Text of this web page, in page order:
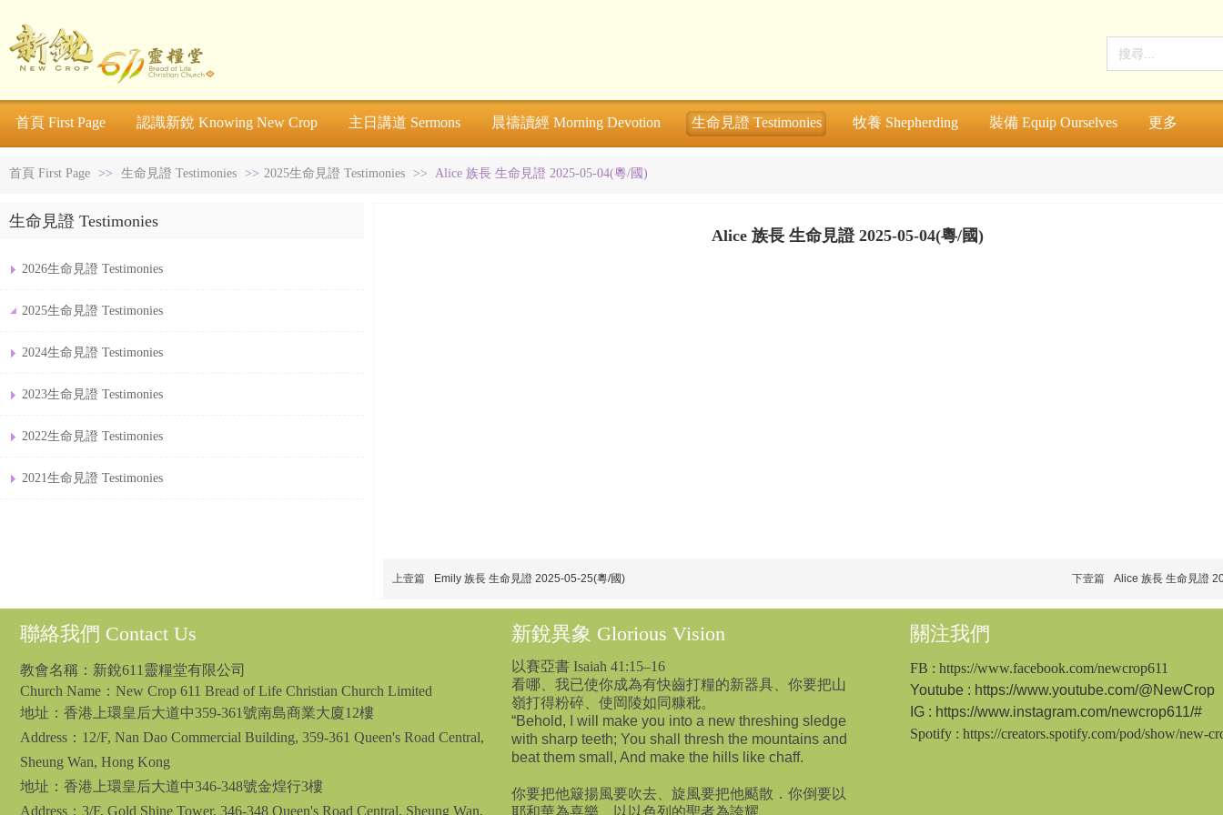
首頁 First Page 認識新銳 Knowing New Crop 主日講道 Sermons 晨禱讀經 Morning Devotion 生命見證 Testimonies 牧養 Shepherding 裝備 Equip Ourselves 更多
首頁 First Page >> 生命見證 Testimonies >> 2025生命見證 Testimonies >> Alice 族長 生命見證 2025-05-04(粵/國)
生命見證 Testimonies
2026生命見證 Testimonies
2025生命見證 Testimonies
2024生命見證 Testimonies
2023生命見證 Testimonies
2022生命見證 Testimonies
2021生命見證 Testimonies
Alice 族長 生命見證 2025-05-04(粵/國)
上壹篇 Emily 族長 生命見證 2025-05-25(粵/國) 下壹篇 Alice 族長 生命見證
聯絡我們 Contact Us
教會名稱：新銳611靈糧堂有限公司
Church Name：New Crop 611 Bread of Life Christian Church Limited
地址： 香港上環皇后大道中359-361號南島商業大廈12樓
Address：12/F, Nan Dao Commercial Building, 359-361 Queen's Road Central,
Sheung Wan, Hong Kong
地址：香港上環皇后大道中346-348號金煌行3樓
Address：3/F, Gold Shine Tower, 346-348 Queen's Road Central, Sheung Wan,
新銳異象 Glorious Vision
以賽亞書 Isaiah 41:15–16
看哪、我已使你成為有快齒打糧的新器具、你要把山
嶺打得粉碎、使岡陵如同糠秕。
“Behold, I will make you into a new threshing sledge
with sharp teeth; You shall thresh the mountains and
beat them small, And make the hills like chaff.
你要把他簸揚風要吹去、旋風要把他颳散．你倒要以
耶和華為喜樂、
以以色列的聖者為誇耀。
關注我們
FB : https://www.facebook.com/newcrop611
Youtube : https://www.youtube.com/@NewCrop
IG : https://www.instagram.com/newcrop611/#
Spotify : https://creators.spotify.com/pod/show/new-